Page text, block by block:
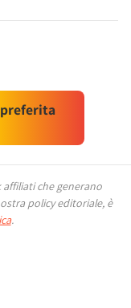
che generano
policy editoriale, è
.